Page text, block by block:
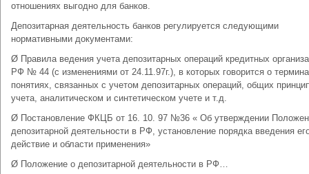
отношениях выгодно для банков.
Депозитарная деятельность банков регулируется следующими
нормативными документами:
Ø Правила ведения учета депозитарных операций кредитных
РФ № 44 (с изменениями от 24.11.97г.), в которых говорится о
понятиях, связанных с учетом депозитарных операций, общих
учета, аналитическом и синтетическом учете и т.д.
Ø Постановление ФКЦБ от 16. 10. 97 №36 « Об утверждении
депозитарной деятельности в РФ, установление порядка введения
действие и области применения»
Ø Положение о депозитарной деятельности в РФ…